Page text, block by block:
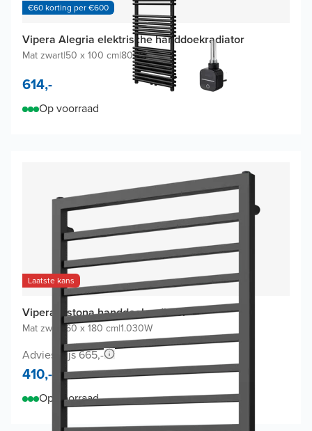
€60 korting per €600
Vipera Alegria elektrische handdoekradiator
Mat zwart|50 x 100 cm|800W
614,-
Op voorraad
Laatste kans
Vipera Listona handdoekradiator
Mat zwart|60 x 180 cm|1.030W
Adviesprijs 665,-
410,-
Op voorraad